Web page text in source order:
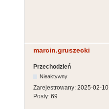
marcin.gruszecki
Przechodzień
Nieaktywny
Zarejestrowany: 2025-02-10
Posty: 69